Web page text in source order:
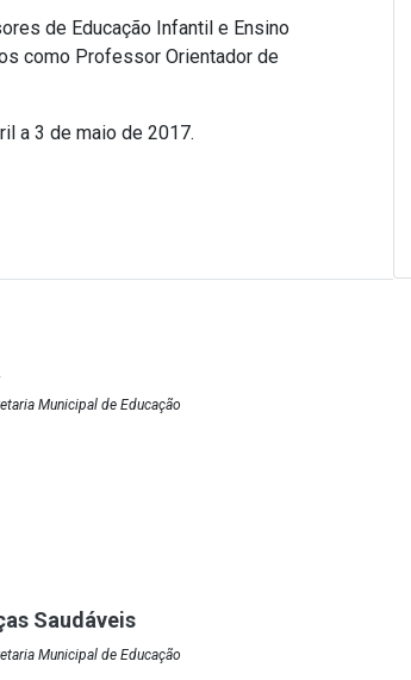
de Educação Infantil e Ensino
como Professor Orientador de
a 3 de maio de 2017.
Municipal de Educação
Saudáveis
Municipal de Educação